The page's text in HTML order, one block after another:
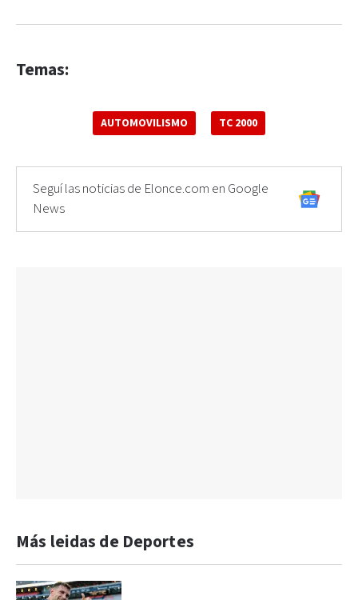
Temas:
AUTOMOVILISMO TC 2000
Seguí las noticias de Elonce.com en Google
News
Más leidas de Deportes